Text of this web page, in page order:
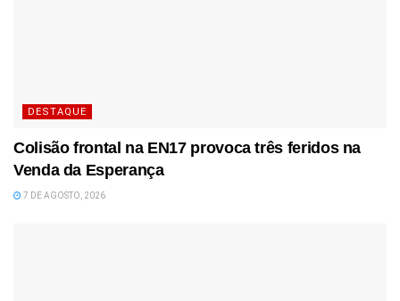
DESTAQUE
Colisão frontal na EN17 provoca três feridos na
Venda da Esperança
7 DE AGOSTO, 2026